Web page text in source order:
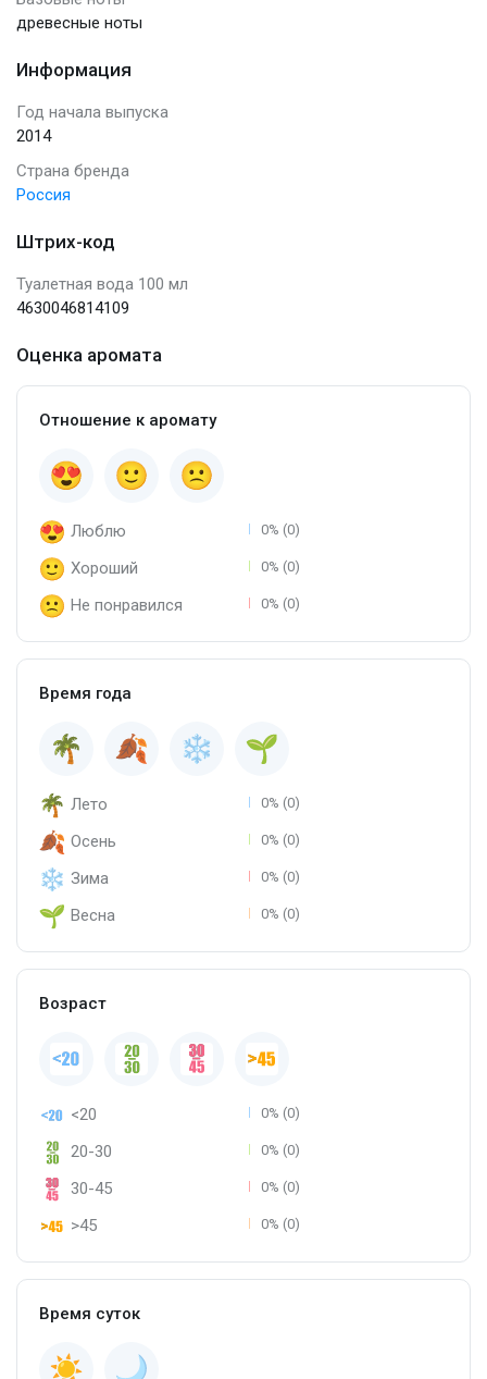
древесные ноты
Информация
Год начала выпуска
2014
Страна бренда
Россия
Штрих-код
Туалетная вода 100 мл
4630046814109
Оценка аромата
Отношение к аромату
Люблю 0% (0)
Хороший 0% (0)
Не понравился 0% (0)
Время года
Лето 0% (0)
Осень 0% (0)
Зима 0% (0)
Весна 0% (0)
Возраст
<20 0% (0)
20-30 0% (0)
30-45 0% (0)
>45 0% (0)
Время суток